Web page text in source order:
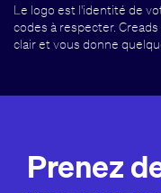
Le logo est l'identité de
codes à respecter.
clair et vous donne
Prenez